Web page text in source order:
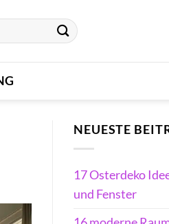
NEUESTE
17 Osterdeko
und Fenster